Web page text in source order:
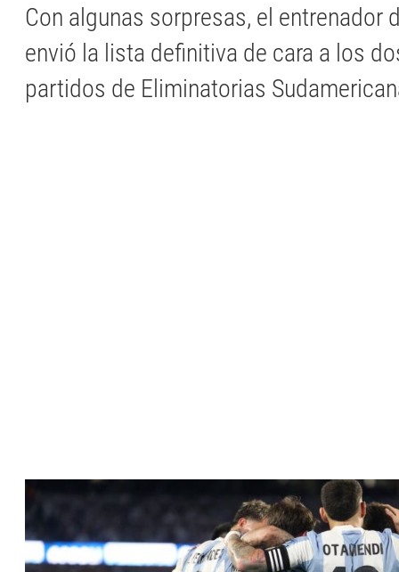
Con algunas sorpresas, el entrenador
envió la lista definitiva de cara a los
partidos de Eliminatorias